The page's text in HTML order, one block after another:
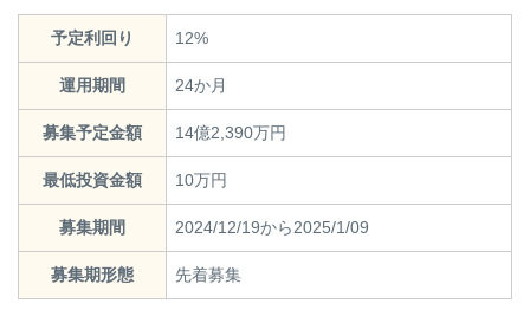
予定利回り 12%
運用期間 24か月
募集予定金額 14億2,390万円
最低投資金額 10万円
募集期間 2024/12/19から2025/1/09
募集期形態 先着募集